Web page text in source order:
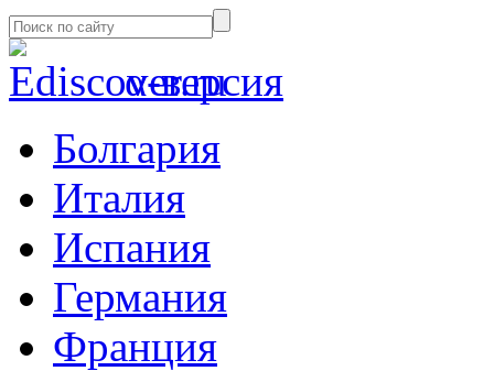
α-версия
Болгария
Италия
Испания
Германия
Франция